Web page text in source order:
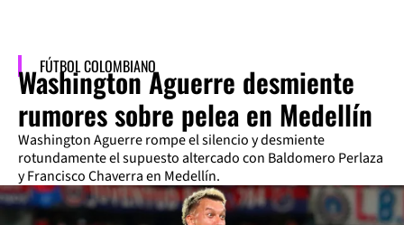
FÚTBOL COLOMBIANO
Washington Aguerre desmiente
rumores sobre pelea en Medellín
Washington Aguerre rompe el silencio y desmiente
rotundamente el supuesto altercado con Baldomero Perlaza
y Francisco Chaverra en Medellín.